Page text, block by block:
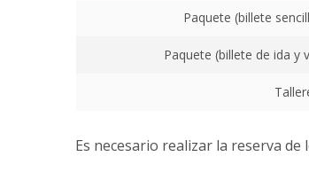
Paquete (billete
Paquete (billete de ida y
Es necesario realizar la reserva